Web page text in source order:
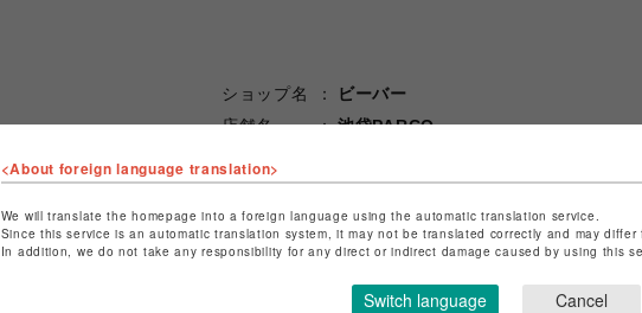
ショップ名
ビーバー
店舗名
池袋PARCO
特定商取引法など法令に基づく表記は
<About foreign language translation>
We will translate the homepage into a foreign language using the automatic translation service.
Since this service is an automatic translation system, it may not be translated correctly and may
In addition, we do not take any responsibility for any direct or indirect damage caused by using this
Switch language Cancel